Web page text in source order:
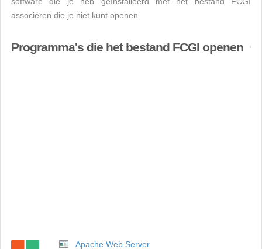
associëren die je niet kunt openen.
Programma's die het bestand FCGI openen
Apache Web Server